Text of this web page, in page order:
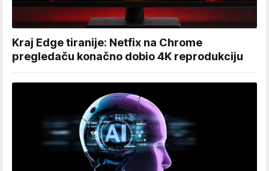
Kraj Edge tiranije: Netfix na Chrome
pregledaču konačno dobio 4K reprodukciju